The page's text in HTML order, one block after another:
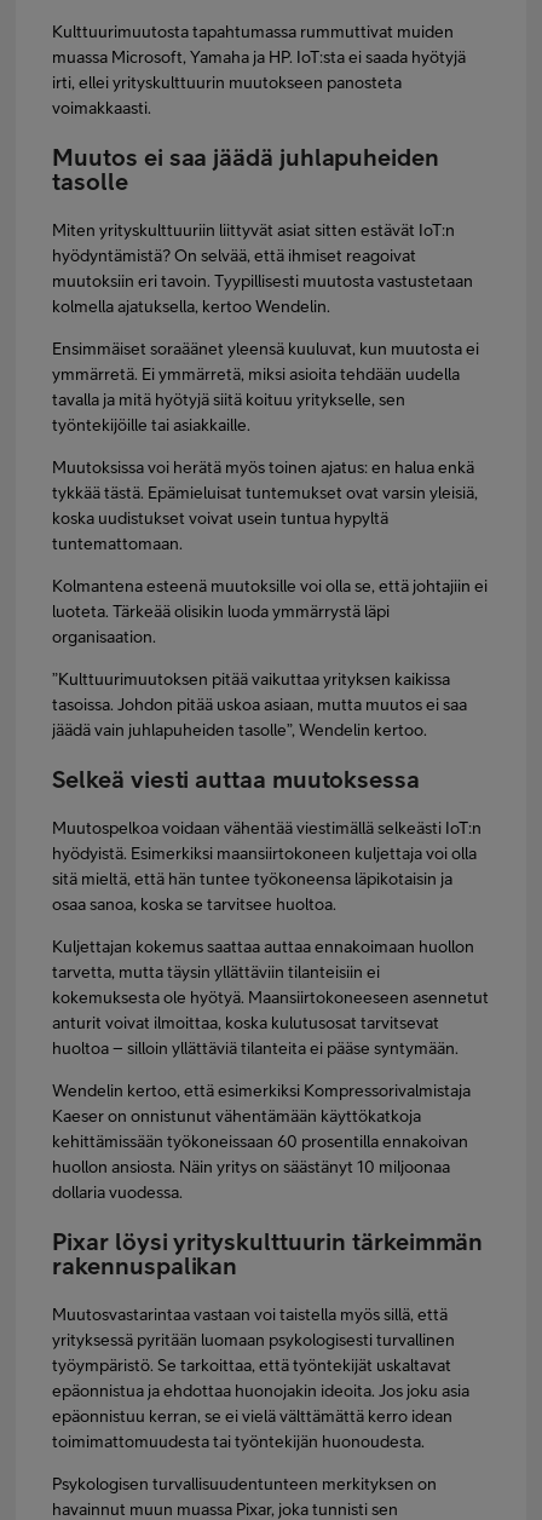
Kulttuurimuutosta tapahtumassa rummuttivat muiden
muassa Microsoft, Yamaha ja HP. IoT:sta ei saada hyötyjä
irti, ellei yrityskulttuurin muutokseen panosteta
voimakkaasti.
Muutos ei saa jäädä juhlapuheiden
tasolle
Miten yrityskulttuuriin liittyvät asiat sitten estävät IoT:n
hyödyntämistä? On selvää, että ihmiset reagoivat
muutoksiin eri tavoin. Tyypillisesti muutosta vastustetaan
kolmella ajatuksella, kertoo Wendelin.
Ensimmäiset soraäänet yleensä kuuluvat, kun muutosta ei
ymmärretä. Ei ymmärretä, miksi asioita tehdään uudella
tavalla ja mitä hyötyjä siitä koituu yritykselle, sen
työntekijöille tai asiakkaille.
Muutoksissa voi herätä myös toinen ajatus: en halua enkä
tykkää tästä. Epämieluisat tuntemukset ovat varsin yleisiä,
koska uudistukset voivat usein tuntua hypyltä
tuntemattomaan.
Kolmantena esteenä muutoksille voi olla se, että johtajiin ei
luoteta. Tärkeää olisikin luoda ymmärrystä läpi
organisaation.
”Kulttuurimuutoksen pitää vaikuttaa yrityksen kaikissa
tasoissa. Johdon pitää uskoa asiaan, mutta muutos ei saa
jäädä vain juhlapuheiden tasolle”, Wendelin kertoo.
Selkeä viesti auttaa muutoksessa
Muutospelkoa voidaan vähentää viestimällä selkeästi IoT:n
hyödyistä. Esimerkiksi maansiirtokoneen kuljettaja voi olla
sitä mieltä, että hän tuntee työkoneensa läpikotaisin ja
osaa sanoa, koska se tarvitsee huoltoa.
Kuljettajan kokemus saattaa auttaa ennakoimaan huollon
tarvetta, mutta täysin yllättäviin tilanteisiin ei
kokemuksesta ole hyötyä. Maansiirtokoneeseen asennetut
anturit voivat ilmoittaa, koska kulutusosat tarvitsevat
huoltoa – silloin yllättäviä tilanteita ei pääse syntymään.
Wendelin kertoo, että esimerkiksi Kompressorivalmistaja
Kaeser on onnistunut vähentämään käyttökatkoja
kehittämissään työkoneissaan 60 prosentilla ennakoivan
huollon ansiosta. Näin yritys on säästänyt 10 miljoonaa
dollaria vuodessa.
Pixar löysi yrityskulttuurin tärkeimmän
rakennuspalikan
Muutosvastarintaa vastaan voi taistella myös sillä, että
yrityksessä pyritään luomaan psykologisesti turvallinen
työympäristö. Se tarkoittaa, että työntekijät uskaltavat
epäonnistua ja ehdottaa huonojakin ideoita. Jos joku asia
epäonnistuu kerran, se ei vielä välttämättä kerro idean
toimimattomuudesta tai työntekijän huonoudesta.
Psykologisen turvallisuudentunteen merkityksen on
havainnut muun muassa Pixar, joka tunnisti sen